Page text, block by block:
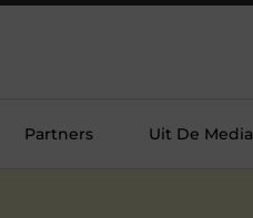
Partners Uit De Media